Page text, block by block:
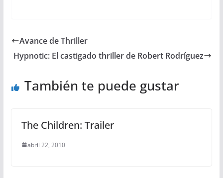
Avance de Thriller
Hypnotic: El castigado thriller de Robert Rodríguez
También te puede gustar
The Children: Trailer
abril 22, 2010